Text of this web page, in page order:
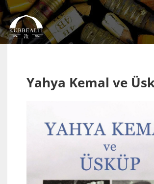
Yahya Kemal ve